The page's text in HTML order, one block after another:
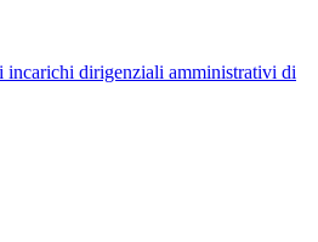
incarichi dirigenziali amministrativi di